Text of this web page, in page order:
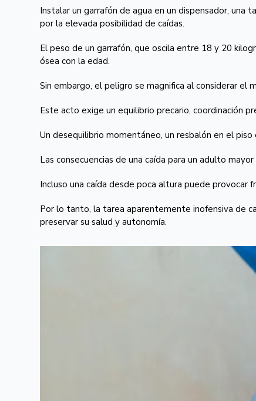
Instalar un garrafón de agua en un dispensador, una
por la elevada posibilidad de caídas.
El peso de un garrafón, que oscila entre 18 y 20
ósea con la edad.
Sin embargo, el peligro se magnifica al considerar
Este acto exige un equilibrio precario, coordinación
Un desequilibrio momentáneo, un resbalón en el
Las consecuencias de una caída para un adulto
Incluso una caída desde poca altura puede provocar
Por lo tanto, la tarea aparentemente inofensiva de
preservar su salud y autonomía.